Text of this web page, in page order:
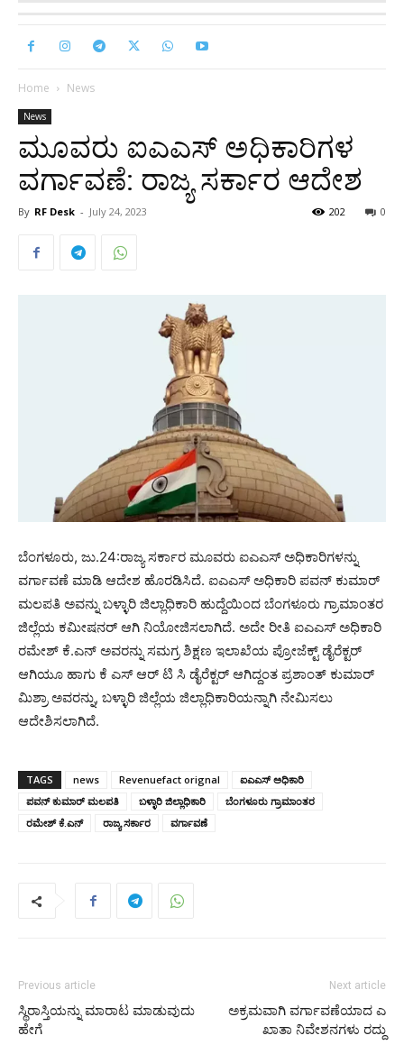
Home News
News
ಮೂವರು ಐಎಎಸ್ ಅಧಿಕಾರಿಗಳ
ವರ್ಗಾವಣೆ: ರಾಜ್ಯ ಸರ್ಕಾರ ಆದೇಶ
By RF Desk - July 24, 2023 0
202
ಬೆಂಗಳೂರು, ಜು.24:ರಾಜ್ಯ ಸರ್ಕಾರ ಮೂವರು ಐಎಎಸ್ ಅಧಿಕಾರಿಗಳನ್ನು
ವರ್ಗಾವಣೆ ಮಾಡಿ ಆದೇಶ ಹೊರಡಿಸಿದೆ. ಐಎಎಸ್ ಅಧಿಕಾರಿ ಪವನ್ ಕುಮಾರ್
ಮಲಪತಿ ಅವನ್ನು ಬಳ್ಳಾರಿ ಜಿಲ್ಲಾಧಿಕಾರಿ ಹುದ್ದೆಯಿಂದ ಬೆಂಗಳೂರು ಗ್ರಾಮಾಂತರ
ಜಿಲ್ಲೆಯ ಕಮೀಷನರ್ ಆಗಿ ನಿಯೋಜಿಸಲಾಗಿದೆ. ಅದೇ ರೀತಿ ಐಎಎಸ್ ಅಧಿಕಾರಿ
ರಮೇಶ್ ಕೆ.ಎನ್ ಅವರನ್ನು ಸಮಗ್ರ ಶಿಕ್ಷಣ ಇಲಾಖೆಯ ಪ್ರೋಜೆಕ್ಟ್ ಡೈರೆಕ್ಟರ್
ಆಗಿಯೂ ಹಾಗು ಕೆ ಎಸ್ ಆರ್ ಟಿ ಸಿ ಡೈರೆಕ್ಟರ್ ಆಗಿದ್ದಂತ ಪ್ರಶಾಂತ್ ಕುಮಾರ್
ಮಿಶ್ರಾ ಅವರನ್ನು, ಬಳ್ಳಾರಿ ಜಿಲ್ಲೆಯ ಜಿಲ್ಲಾಧಿಕಾರಿಯನ್ನಾಗಿ ನೇಮಿಸಲು
ಆದೇಶಿಸಲಾಗಿದೆ.
TAGS news Revenuefact orignal
ಐಎಎಸ್ ಅಧಿಕಾರಿ
ಪವನ್ ಕುಮಾರ್ ಮಲಪತಿ
ಬಳ್ಳಾರಿ ಜಿಲ್ಲಾಧಿಕಾರಿ
ಬೆಂಗಳೂರು ಗ್ರಾಮಾಂತರ
ರಮೇಶ್ ಕೆ.ಎನ್
ರಾಜ್ಯ ಸರ್ಕಾರ ವರ್ಗಾವಣೆ
Previous article
ಸ್ಥಿರಾಸ್ತಿಯನ್ನು ಮಾರಾಟ ಮಾಡುವುದು
ಹೇಗೆ
Next article
ಅಕ್ರಮವಾಗಿ ವರ್ಗಾವಣೆಯಾದ ಎ
ಖಾತಾ ನಿವೇಶನಗಳು ರದ್ದು